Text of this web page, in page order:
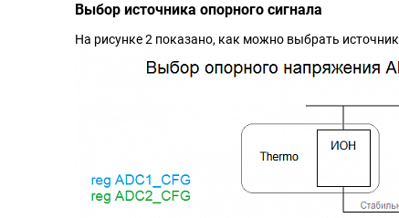
Выбор источника опорного сигнала
На рисунке 2 показано, как можно выбрать